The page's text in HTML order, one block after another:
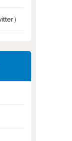
）